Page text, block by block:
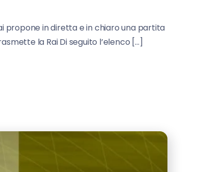
propone in diretta e in chiaro una partita
la Rai Di seguito l’elenco […]